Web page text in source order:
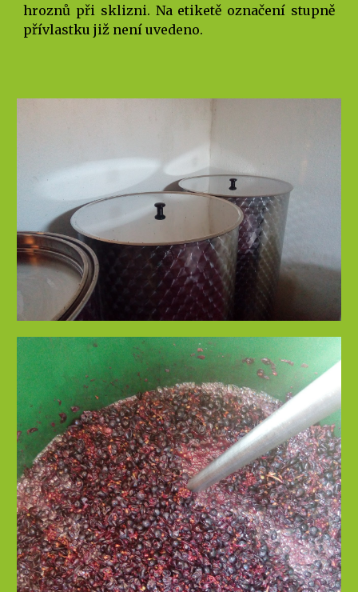
hroznů při sklizni. Na etiketě označení stupně
přívlastku již není uvedeno.